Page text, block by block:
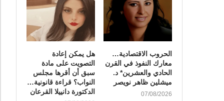
الحروب الاقتصادية…
معارك النفوذ في القرن
الحادي والعشرين* د.
ميشلين ظاهر نويصر
07/08/2026
هل يمكن إعادة
التصويت على مادة
سبق أن أقرها مجلس
النواب؟ قراءة قانونية…
الدكتورة دانييلا القرعان